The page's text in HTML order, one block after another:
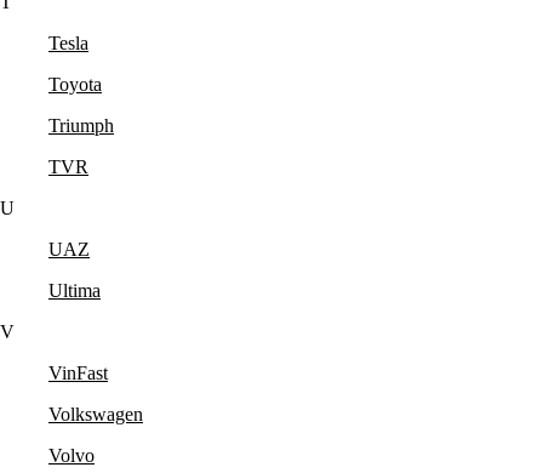
Tesla
Toyota
Triumph
TVR
U
UAZ
Ultima
V
VinFast
Volkswagen
Volvo